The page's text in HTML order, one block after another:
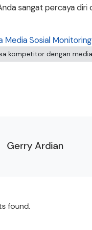
sangat percaya diri
Media Sosial Monitoring
kompetitor dengan
Gerry Ardian
found.